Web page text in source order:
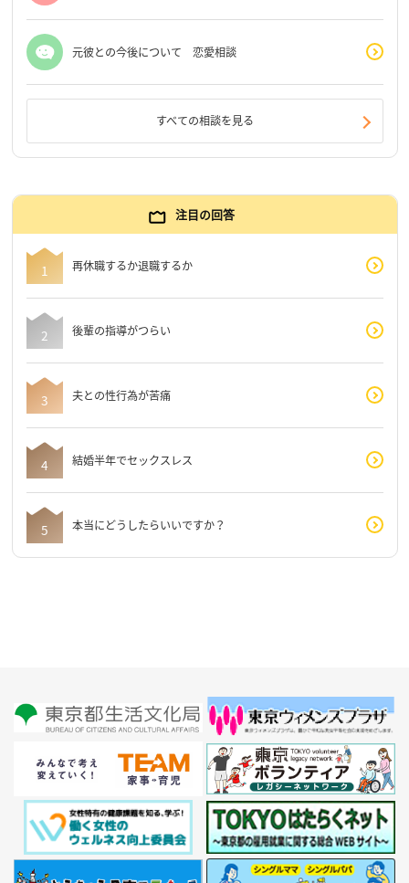
元彼との今後について 恋愛相談
すべての相談を見る
注目の回答
再休職するか退職するか
後輩の指導がつらい
夫との性行為が苦痛
結婚半年でセックスレス
本当にどうしたらいいですか？